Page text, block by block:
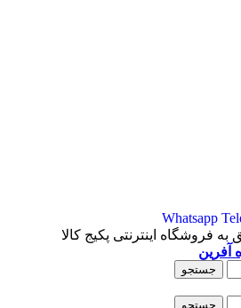
Whatsapp
فروشگاه اینترنتی پکیج کالا
آفرین
جستجو
جستجو